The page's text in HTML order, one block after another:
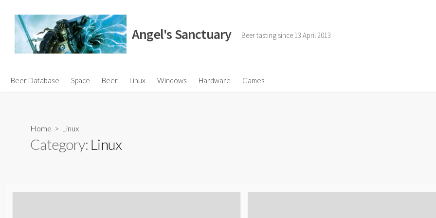
content
Angel's Sanctuary Beer tasting since 13 April 2013
Beer Database Space Beer Linux Windows Hardware Games
Home > Linux
Category: Linux